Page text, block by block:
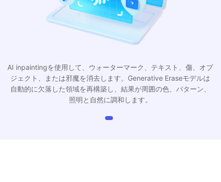
ジェクト、または邪魔を消去します。Generative Eraseモデルは
自動的に欠落した領域を再構築し、結果が周囲の色、パターン、
照明と自然に調和します。